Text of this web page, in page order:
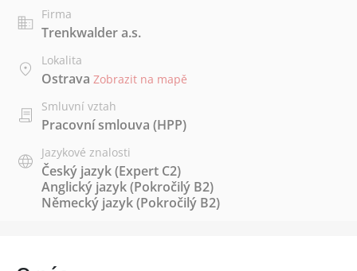
Firma
Trenkwalder a.s.
Lokalita
Ostrava Zobrazit na mapě
Smluvní vztah
Pracovní smlouva (HPP)
Jazykové znalosti
Český jazyk(Expert C2)
Anglický jazyk(Pokročilý B2)
Německý jazyk(Pokročilý B2)